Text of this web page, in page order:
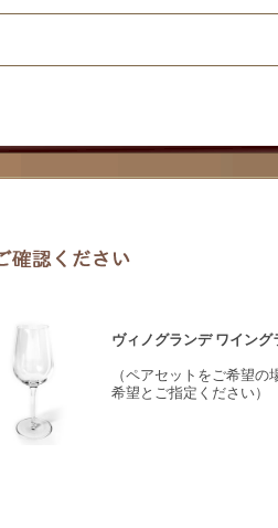
ヴィノグランデ ワイング
（ペアセットをご希望
希望とご指定ください）